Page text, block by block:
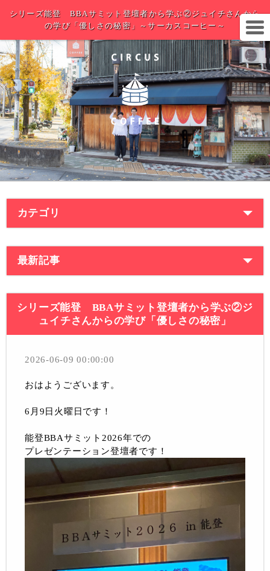
シリーズ能登 BBAサミット登壇者から学ぶ②ジュイチさんから
の学び「優しさの秘密」～サーカスコーヒー～
カテゴリ
最新記事
シリーズ能登 BBAサミット登壇者から学ぶ②ジ
ュイチさんからの学び「優しさの秘密」
2026-06-09 00:00:00
おはようございます。
6月9日火曜日です！
能登BBAサミット2026年での
プレゼンテーション登壇者です！